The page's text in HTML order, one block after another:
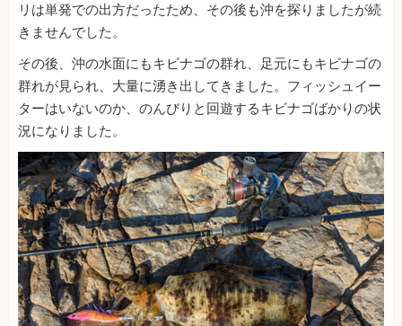
リは単発での出方だったため、その後も沖を探りましたが続
きませんでした。
その後、沖の水面にもキビナゴの群れ、足元にもキビナゴの
群れが見られ、大量に湧き出してきました。フィッシュイー
ターはいないのか、のんびりと回遊するキビナゴばかりの状
況になりました。